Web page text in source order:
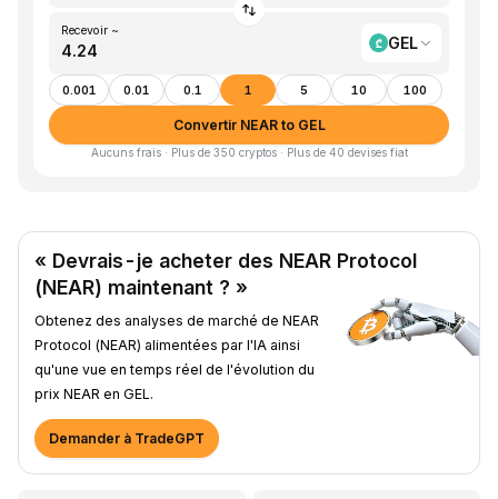
Recevoir ~
GEL
0.001 0.01 0.1 1 5 10 100
Convertir NEAR to GEL
Aucuns frais · Plus de 350 cryptos · Plus de 40 devises fiat
« Devrais-je acheter des NEAR Protocol
(NEAR) maintenant ? »
Obtenez des analyses de marché de NEAR
Protocol (NEAR) alimentées par l'IA ainsi
qu'une vue en temps réel de l'évolution du
prix NEAR en GEL.
Demander à TradeGPT